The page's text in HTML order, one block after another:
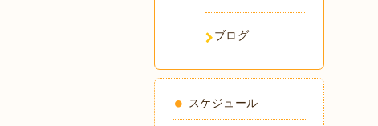
ブログ
スケジュール